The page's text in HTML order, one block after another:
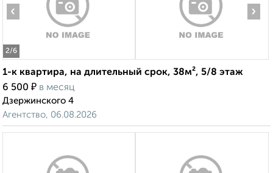
2/6
‹ ›
1-к квартира, на длительный срок, 38м², 5/8 этаж
6 500 ₽ в месяц
Дзержинского 4
Агентство, 06.08.2026